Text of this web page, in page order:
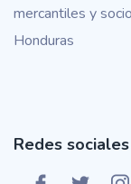
mercantiles y
Honduras
Redes sociales